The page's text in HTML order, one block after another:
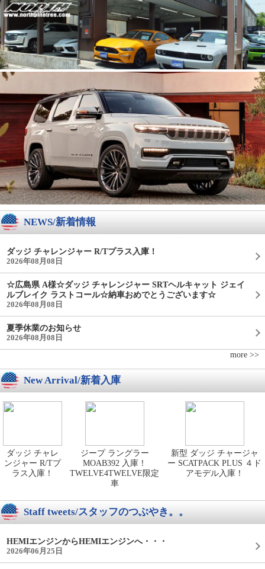
NEWS/新着情報
ダッジ チャレンジャー R/Tプラス入庫！
2026年08月08日
☆広島県 A様☆ダッジ チャレンジャー SRTヘルキャット ジェイ
ルブレイク ラストコール☆納車おめでとうございます☆
2026年08月08日
夏季休業のお知らせ
2026年08月08日
more >>
New Arrival/新着入庫
ダッジ チャレ
ンジャー R/Tプ
ラス入庫！
ジープ ラングラー
MOAB392 入庫！
TWELVE4TWELVE限定
車
新型 ダッジ チャージャ
ー SCATPACK PLUS ４ド
アモデル入庫！
Staff tweets/スタッフのつぶやき。。
HEMIエンジンからHEMIエンジンへ・・・
2026年06月25日